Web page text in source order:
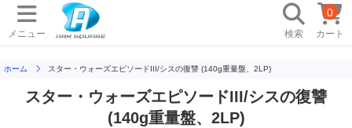
メニュー 検索 カート
0
ホーム スター・ウォーズエピソードIII/シスの復讐 (140g重量盤、2LP)
スター・ウォーズエピソードIII/シスの復讐
(140g重量盤、2LP)